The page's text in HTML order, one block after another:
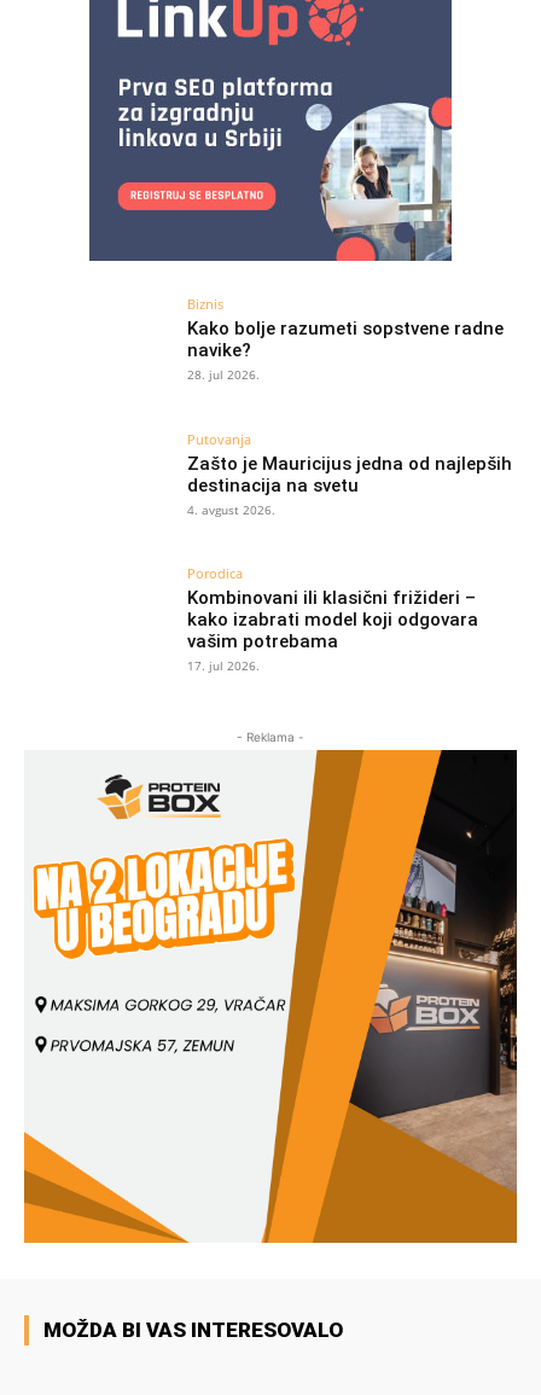
Biznis
Kako bolje razumeti sopstvene radne
navike?
28. jul 2026.
Putovanja
Zašto je Mauricijus jedna od najlepših
destinacija na svetu
4. avgust 2026.
Porodica
Kombinovani ili klasični frižideri –
kako izabrati model koji odgovara
vašim potrebama
17. jul 2026.
- Reklama -
MOŽDA BI VAS INTERESOVALO